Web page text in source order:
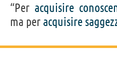
“Per acquisire
ma per acquisire